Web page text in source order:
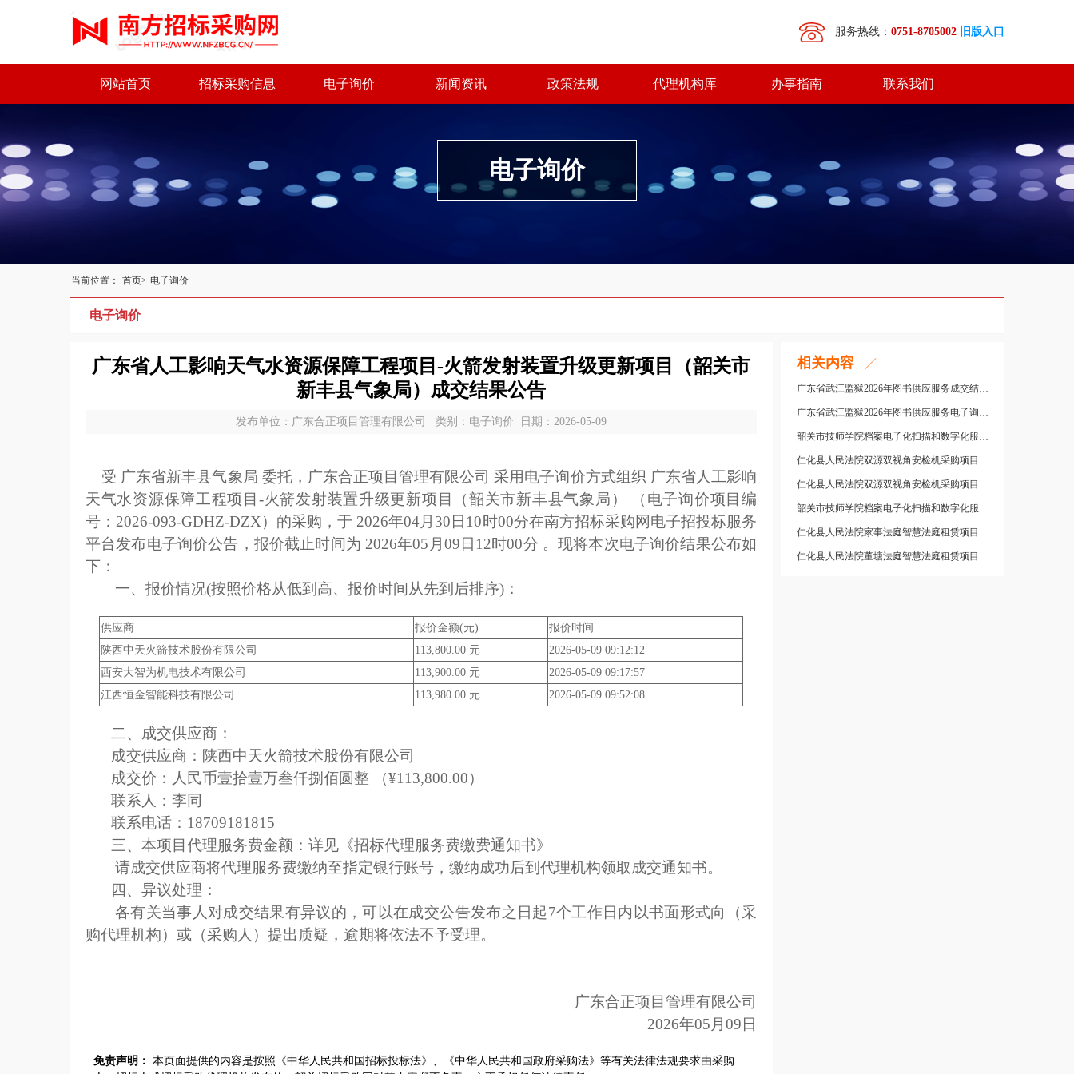
服务热线： 0751-8705002 旧版入口
网站首页 招标采购信息 电子询价 新闻资讯 政策法规 代理机构库 办事指南 联系我们
电子询价
当前位置： 首页> 电子询价
电子询价
广东省人工影响天气水资源保障工程项目-火箭发射装置升级更新项目（韶关市
新丰县气象局）成交结果公告
发布单位：广东合正项目管理有限公司 类别：电子询价 日期：2026-05-09
受 广东省新丰县气象局 委托，广东合正项目管理有限公司 采用电子询价方式组织 广东省人工影响
天气水资源保障工程项目-火箭发射装置升级更新项目（韶关市新丰县气象局） （电子询价项目编
号：2026-093-GDHZ-DZX）的采购，于 2026年04月30日10时00分在南方招标采购网电子招投标服务
平台发布电子询价公告，报价截止时间为 2026年05月09日12时00分 。现将本次电子询价结果公布如
下：
一、报价情况(按照价格从低到高、报价时间从先到后排序)：
供应商 报价金额(元)
报价时间
陕西中天火箭技术股份有限公司
113,800.00 元
2026-05-09 09:12:12
西安大智为机电技术有限公司
113,900.00 元
2026-05-09 09:17:57
江西恒金智能科技有限公司
113,980.00 元 2026-05-09 09:52:08
二、成交供应商：
成交供应商：陕西中天火箭技术股份有限公司
成交价：人民币壹拾壹万叁仟捌佰圆整 （¥113,800.00）
联系人：李同
联系电话：18709181815
三、本项目代理服务费金额：详见《招标代理服务费缴费通知书》
请成交供应商将代理服务费缴纳至指定银行账号，缴纳成功后到代理机构领取成交通知书。
四、异议处理：
各有关当事人对成交结果有异议的，可以在成交公告发布之日起7个工作日内以书面形式向（采
购代理机构）或（采购人）提出质疑，逾期将依法不予受理。
广东合正项目管理有限公司
2026年05月09日
免责声明： 本页面提供的内容是按照《中华人民共和国招标投标法》、《中华人民共和国政府采购法》等有关法律法规要求由采购
相关内容
广东省武江监狱2026年图书供应服务成交结果公告
广东省武江监狱2026年图书供应服务电子询价公告
韶关市技师学院档案电子化扫描和数字化服务采购项目成交公告
仁化县人民法院双源双视角安检机采购项目成交结果公告
仁化县人民法院双源双视角安检机采购项目电子询价公告
韶关市技师学院档案电子化扫描和数字化服务采购项目竞价公告
仁化县人民法院家事法庭智慧法庭租赁项目成交结果公告
仁化县人民法院董塘法庭智慧法庭租赁项目成交结果公告